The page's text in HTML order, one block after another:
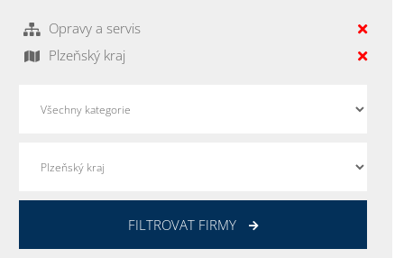
Opravy a servis
Plzeňský kraj
FILTROVAT FIRMY